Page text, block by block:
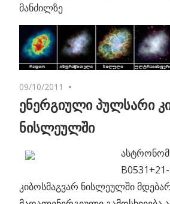
მანძილზე
09/10/2011
ენერგიული პულსარი
ნისლეულში
კიბოსმაგვარ ნისლეულში